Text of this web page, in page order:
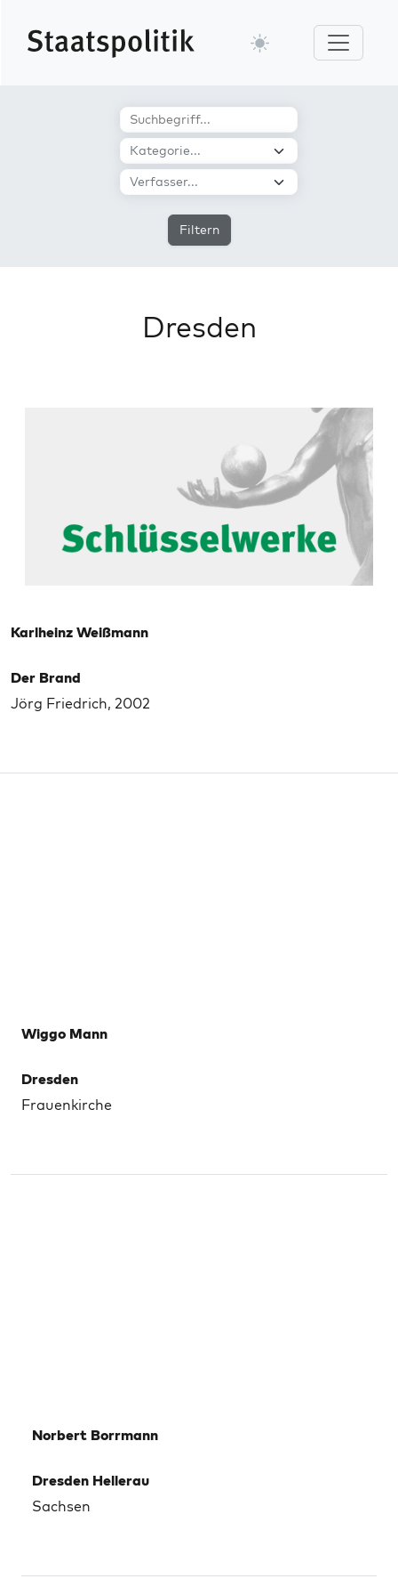
Filtern
Dresden
Karlheinz Weißmann
Der Brand
Jörg Friedrich, 2002
Wiggo Mann
Dresden
Frauenkirche
Norbert Borrmann
Dresden Hellerau
Sachsen